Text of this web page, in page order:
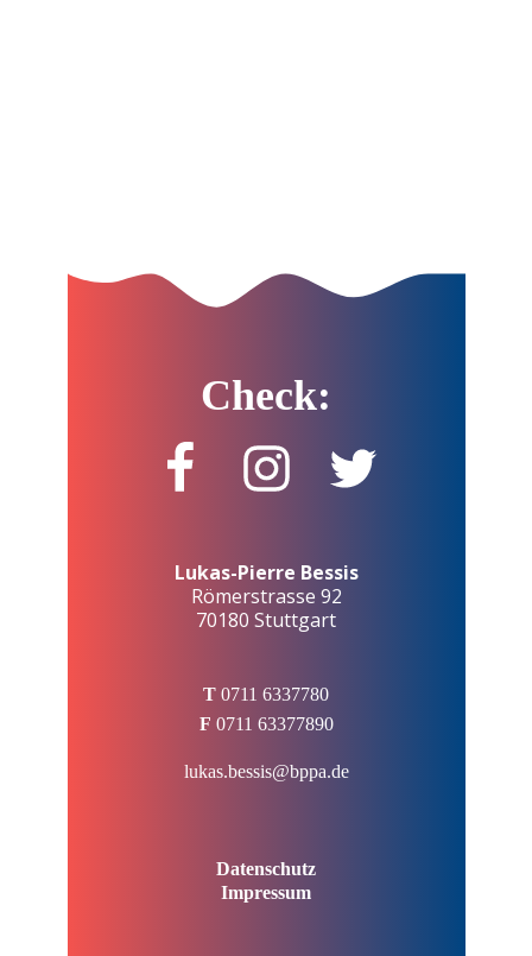
Check:
Lukas-Pierre Bessis
Römerstrasse 92
70180 Stuttgart
T 0711 6337780
F 0711 63377890
lukas.bessis@bppa.de
Datenschutz
Impressum